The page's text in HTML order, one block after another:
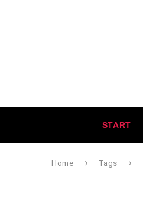
START
Home Tags